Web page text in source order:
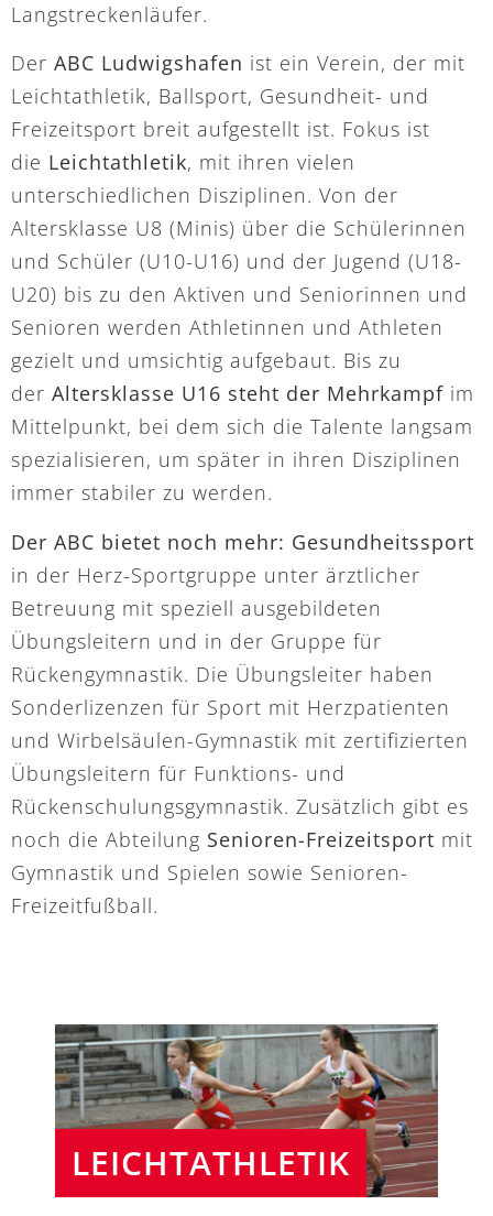
Langstreckenläufer.
Der ABC Ludwigshafen ist ein Verein, der mit
Leichtathletik, Ballsport, Gesundheit- und
Freizeitsport breit aufgestellt ist. Fokus ist
die Leichtathletik, mit ihren vielen
unterschiedlichen Disziplinen. Von der
Altersklasse U8 (Minis) über die Schülerinnen
und Schüler (U10-U16) und der Jugend (U18-
U20) bis zu den Aktiven und Seniorinnen und
Senioren werden Athletinnen und Athleten
gezielt und umsichtig aufgebaut. Bis zu
der Altersklasse U16 steht der Mehrkampf im
Mittelpunkt, bei dem sich die Talente langsam
spezialisieren, um später in ihren Disziplinen
immer stabiler zu werden.
Der ABC bietet noch mehr: Gesundheitssport
in der Herz-Sportgruppe unter ärztlicher
Betreuung mit speziell ausgebildeten
Übungsleitern und in der Gruppe für
Rückengymnastik. Die Übungsleiter haben
Sonderlizenzen für Sport mit Herzpatienten
und Wirbelsäulen-Gymnastik mit zertifizierten
Übungsleitern für Funktions- und
Rückenschulungsgymnastik. Zusätzlich gibt es
noch die Abteilung Senioren-Freizeitsport mit
Gymnastik und Spielen sowie Senioren-
Freizeitfußball.
LEICHTATHLETIK